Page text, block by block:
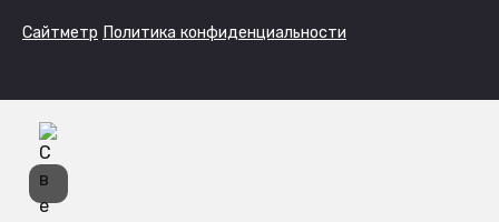
Сайтметр Политика конфиденциальности